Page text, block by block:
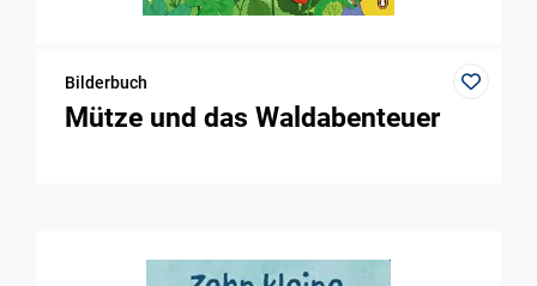
Bilderbuch
Mütze und das Waldabenteuer